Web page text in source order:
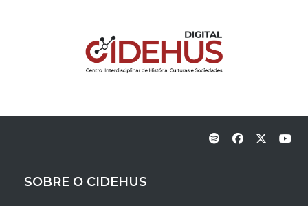
SOBRE O CIDEHUS